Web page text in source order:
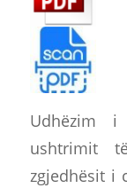
Udhëzim
ushtrimit
zgjedhësit i